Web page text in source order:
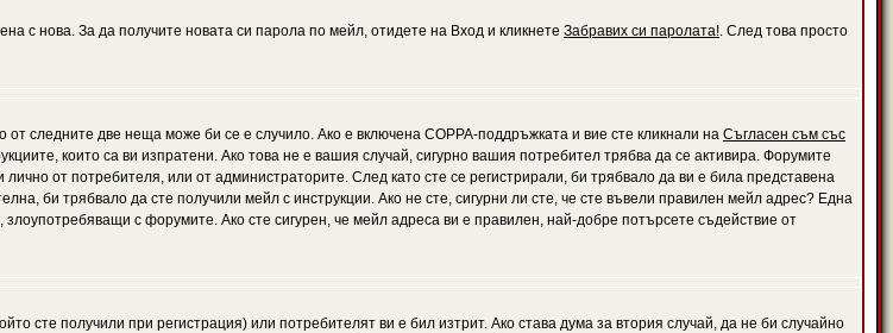
с нова. За да получите новата си парола по мейл, отидете на Вход и кликнете Забравих си паролата!. След това просто
следните две неща може би се е случило. Ако е включена COPPA-поддръжката и вие сте кликнали на Съгласен съм със
които са ви изпратени. Ако това не е вашия случай, сигурно вашия потребител трябва да се активира. Форумите
от потребителя, или от администраторите. След като сте се регистрирали, би трябвало да ви е била представена
би трябвало да сте получили мейл с инструкции. Ако не сте, сигурни ли сте, че сте въвели правилен мейл адрес? Една
с форумите. Ако сте сигурен, че мейл адреса ви е правилен, най-добре потърсете съдействие от
сте получили при регистрация) или потребителят ви е бил изтрит. Ако става дума за втория случай, да не би случайно